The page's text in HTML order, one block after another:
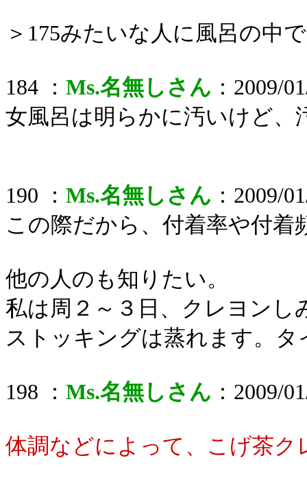
＞175みたいな人に風呂の中
184 ： Ms.名無しさん ：2009/
女風呂は明らかに汚いけど、
190 ： Ms.名無しさん ：2009/
この際だから、付着率や付
他の人のも知りたい。
私は周２～３日、クレヨンし
ストッキングは蒸れます。
198 ： Ms.名無しさん ：2009/
体調などによって、こげ茶